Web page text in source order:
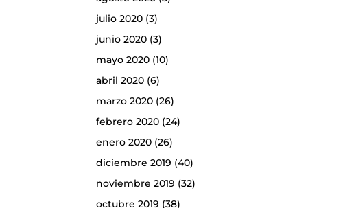
julio 2020(3)
junio 2020(3)
mayo 2020(10)
abril 2020(6)
marzo 2020(26)
febrero 2020(24)
enero 2020(26)
diciembre 2019 (40)
noviembre 2019 (32)
octubre 2019 (38)